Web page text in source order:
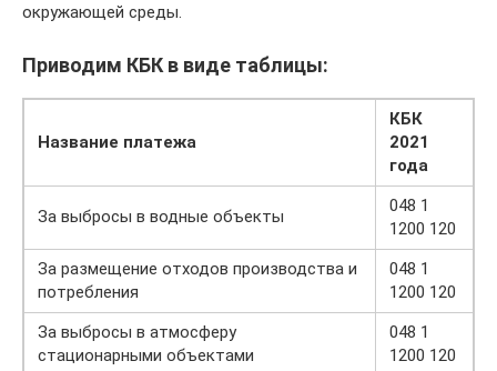
окружающей среды.
Приводим КБК в виде таблицы:
Название платежа
КБК
2021
года
За выбросы в водные объекты
048 1
1200 120
За размещение отходов производства и
потребления
048 1
1200 120
За выбросы в атмосферу
стационарными объектами
048 1
1200 120